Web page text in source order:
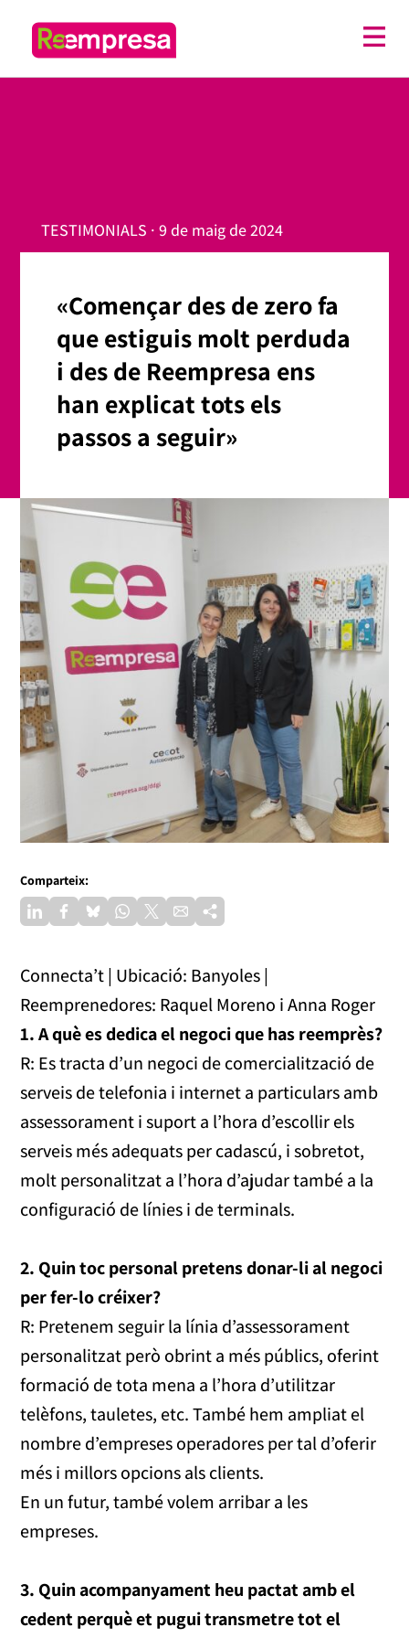
TESTIMONIALS · 9 de maig de 2024
«Començar des de zero fa
que estiguis molt perduda
i des de Reempresa ens
han explicat tots els
passos a seguir»
Comparteix:
Connecta’t | Ubicació: Banyoles |
Reemprenedores: Raquel Moreno i Anna Roger
1. A què es dedica el negoci que has reemprès?
R: Es tracta d’un negoci de comercialització de
serveis de telefonia i internet a particulars amb
assessorament i suport a l’hora d’escollir els
serveis més adequats per cadascú, i sobretot,
molt personalitzat a l’hora d’ajudar també a la
configuració de línies i de terminals.
2. Quin toc personal pretens donar-li al negoci
per fer-lo créixer?
R: Pretenem seguir la línia d’assessorament
personalitzat però obrint a més públics, oferint
formació de tota mena a l’hora d’utilitzar
telèfons, tauletes, etc. També hem ampliat el
nombre d’empreses operadores per tal d’oferir
més i millors opcions als clients.
En un futur, també volem arribar a les
empreses.
3. Quin acompanyament heu pactat amb el
cedent perquè et pugui transmetre tot el